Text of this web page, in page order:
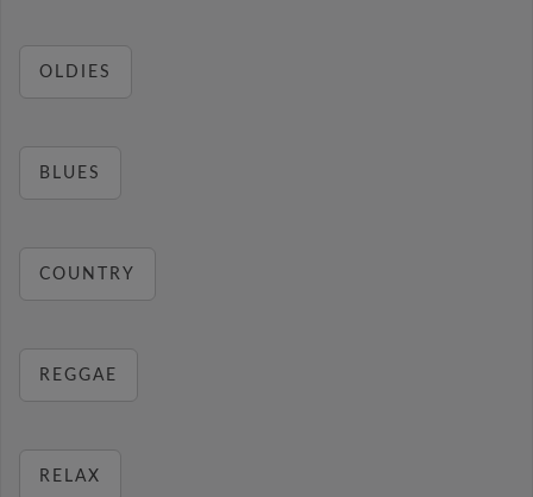
OLDIES
BLUES
COUNTRY
REGGAE
RELAX